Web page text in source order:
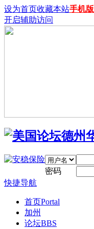
设为首页收藏本站手机版
开启辅助访问
密码
快捷导航
首页Portal
加州
论坛BBS